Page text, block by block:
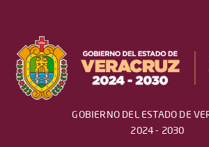
GOBIERNO DEL ESTADO DE
2024 - 2030